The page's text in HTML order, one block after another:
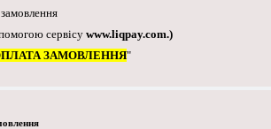
сервісу www.liqpay.com.)
ЗАМОВЛЕННЯ"